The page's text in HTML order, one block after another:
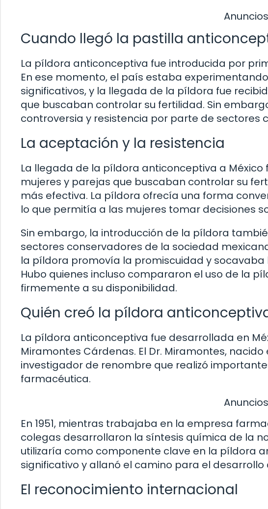
Anuncios
Cuando llegó la pastilla
La píldora anticonceptiva fue introducida por
En ese momento, el país estaba
significativos, y la llegada de la píldora fue
que buscaban controlar su fertilidad. Sin
controversia y resistencia por parte de sectores
La aceptación y la resistencia
La llegada de la píldora anticonceptiva a
mujeres y parejas que buscaban controlar su
más efectiva. La píldora ofrecía una forma
lo que permitía a las mujeres tomar decisiones
Sin embargo, la introducción de la píldora
sectores conservadores de la sociedad
la píldora promovía la promiscuidad y
Hubo quienes incluso compararon el uso de la
firmemente a su disponibilidad.
Quién creó la píldora
La píldora anticonceptiva fue desarrollada en
Miramontes Cárdenas. El Dr. Miramontes,
investigador de renombre que realizó
farmacéutica.
Anuncios
En 1951, mientras trabajaba en la empresa
colegas desarrollaron la síntesis química de la
utilizaría como componente clave en la píldora
significativo y allanó el camino para el
El reconocimiento internacional